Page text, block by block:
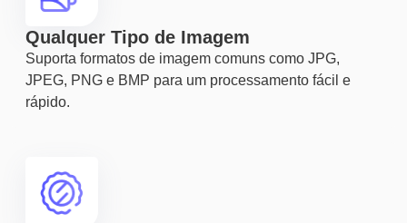
Qualquer Tipo de Imagem
Suporta formatos de imagem comuns como JPG,
JPEG, PNG e BMP para um processamento fácil e
rápido.